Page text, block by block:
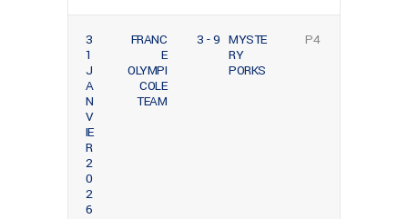
3
1
J
A
N
V
IE
R
2
0
2
6
FRANC
E
OLYMPI
COLE
TEAM
3 - 9 MYSTE
RY
PORKS
P4